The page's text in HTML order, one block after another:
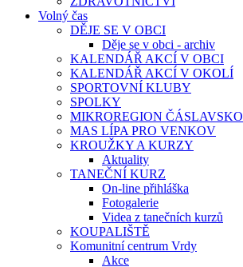
Volný čas
DĚJE SE V OBCI
Děje se v obci - archiv
KALENDÁŘ AKCÍ V OBCI
KALENDÁŘ AKCÍ V OKOLÍ
SPORTOVNÍ KLUBY
SPOLKY
MIKROREGION ČÁSLAVSKO
MAS LÍPA PRO VENKOV
KROUŽKY A KURZY
Aktuality
TANEČNÍ KURZ
On-line přihláška
Fotogalerie
Videa z tanečních kurzů
KOUPALIŠTĚ
Komunitní centrum Vrdy
Akce